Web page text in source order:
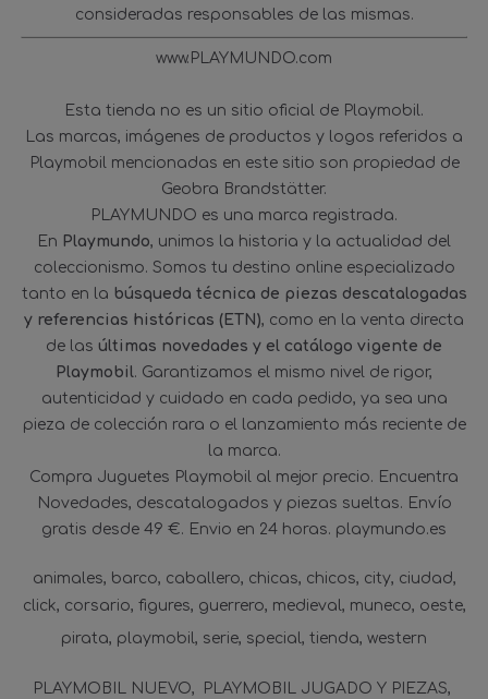
consideradas responsables de las mismas.
www.PLAYMUNDO.com
Esta tienda no es un sitio oficial de Playmobil.
Las marcas, imágenes de productos y logos referidos a
Playmobil mencionadas en este sitio son propiedad de
Geobra Brandstätter.
PLAYMUNDO es una marca registrada.
En Playmundo, unimos la historia y la actualidad del
coleccionismo. Somos tu destino online especializado
tanto en la búsqueda técnica de piezas descatalogadas
y referencias históricas (ETN), como en la venta directa
de las últimas novedades y el catálogo vigente de
Playmobil. Garantizamos el mismo nivel de rigor,
autenticidad y cuidado en cada pedido, ya sea una
pieza de colección rara o el lanzamiento más reciente de
la marca.
Compra Juguetes Playmobil al mejor precio. Encuentra
Novedades, descatalogados y piezas sueltas. Envío
gratis desde 49 €. Envio en 24 horas. playmundo.es
animales barco caballero chicas chicos city ciudad
click corsario figures guerrero medieval muneco oeste
pirata playmobil serie special tienda western
PLAYMOBIL NUEVO
PLAYMOBIL JUGADO Y PIEZAS